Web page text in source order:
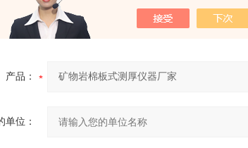
使用。
产品：
单位：